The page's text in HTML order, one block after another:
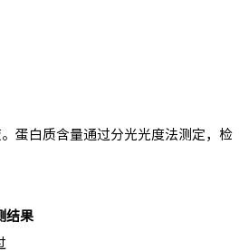
蛋白质含量通过分光光度法测定，检
结果